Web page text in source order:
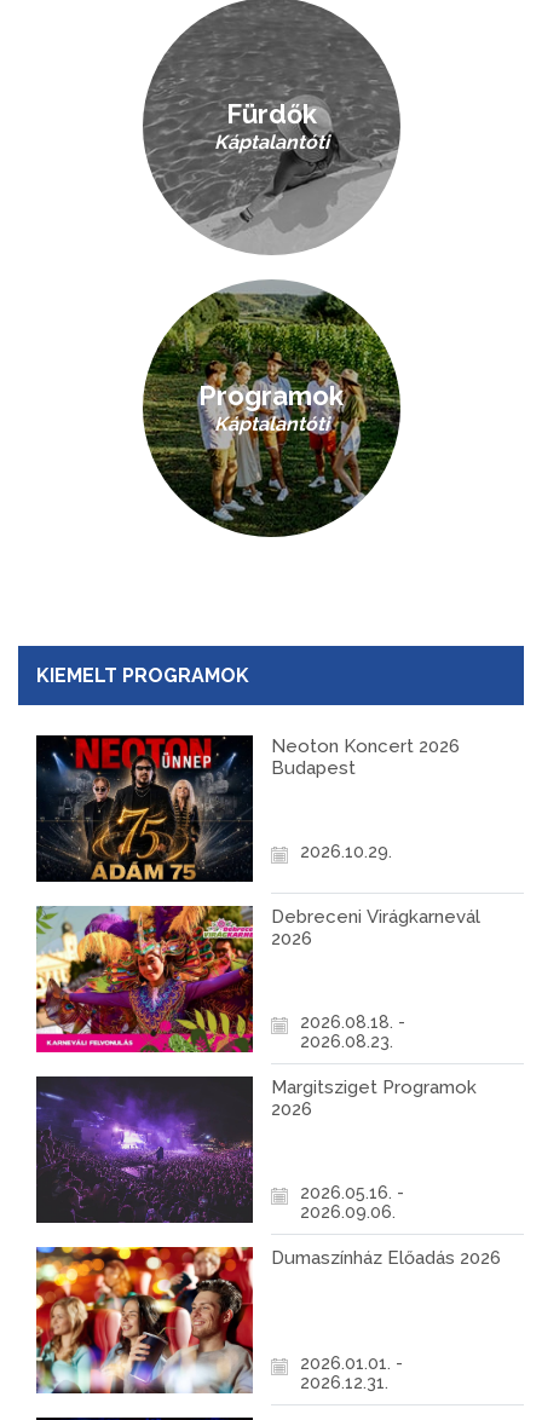
KIEMELT PROGRAMOK
Neoton Koncert 2026
Budapest
2026.10.29.
Debreceni Virágkarnevál
2026
2026.08.18. -
2026.08.23.
Margitsziget Programok
2026
2026.05.16. -
2026.09.06.
Dumaszínház Előadás 2026
2026.01.01. -
2026.12.31.
Fürdők
Káptalantóti
Programok
Káptalantóti